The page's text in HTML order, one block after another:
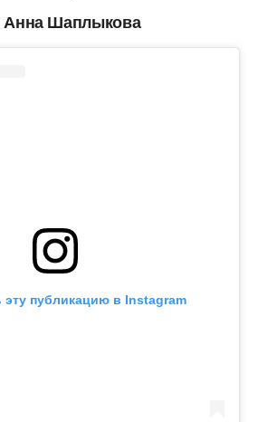
Анна Шаплыкова
эту публикацию в Instagram